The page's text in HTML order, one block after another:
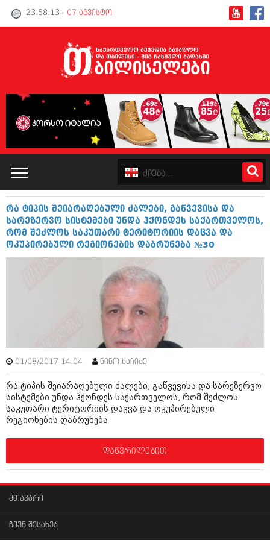
23:58:13 - 07 აგვისტო
ინტერვიუები
ამბები
საზოგადოება
მოდი, ვილაპარაკოთ
მოდა + დიზაინი
რელიგია
მედიცინა
კადრს მიღმა
კატალოგი
პოლიტიკა
მოდი, ვილაპარაკოთ
მოდა + დიზაინი
რელიგია
მედიცინა
ავტორჩევები
ბელადები
რა ტიპის შეიარაღებული ძალები, გაწვევისა და
სარეზერვო სისტემები უნდა ჰქონდეს საქართველოს,
რომ შეძლოს საკუთარი ტერიტორიის დაცვა და
ოკუპირებული რეგიონების დაბრუნება №30
01/08/2017 14:04 ნინო ხაჩიძე
რა ტიპის შეიარაღებული ძალები, გაწვევისა და სარეზერვო
სისტემები უნდა ჰქონდეს საქართველოს, რომ შეძლოს
საკუთარი ტერიტორიის დაცვა და ოკუპირებული
რეგიონების დაბრუნება
დაწვრილებით
მთავარი
ჩვენ შესახებ